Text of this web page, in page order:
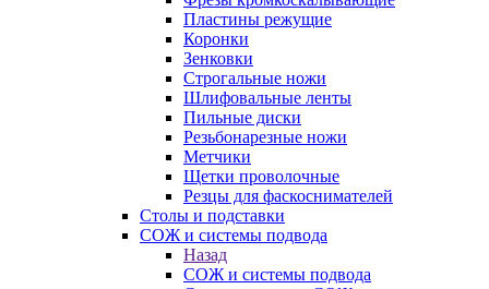
Пластины режущие
Коронки
Зенковки
Строгальные ножи
Шлифовальные ленты
Пильные диски
Резьбонарезные ножи
Метчики
Щетки проволочные
Резцы для фаскоснимателей
Столы и подставки
СОЖ и системы подвода
Назад
СОЖ и системы подвода